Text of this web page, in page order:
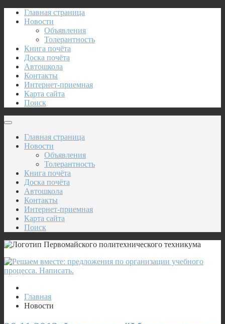
Главная страница
Новости
Объявления
Толерантность
Книга почёта
Доска почёта
Автошкола
Контакты
Интернет-приемная
Карта сайта
Поиск
Главная страница
Новости
Объявления
Толерантность
Книга почёта
Доска почёта
Автошкола
Контакты
Интернет-приемная
Карта сайта
Поиск
Главная
Новости